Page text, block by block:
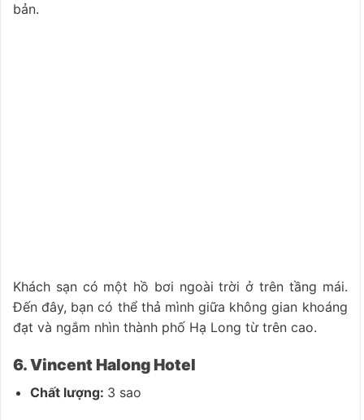
bản.
Khách sạn có một hồ bơi ngoài trời ở trên tầng mái.
Đến đây, bạn có thể thả mình giữa không gian khoáng
đạt và ngắm nhìn thành phố Hạ Long từ trên cao.
6. Vincent Halong Hotel
Chất lượng: 3 sao